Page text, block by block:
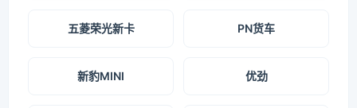
五菱荣光新卡 PN货车
新豹MINI 优劲